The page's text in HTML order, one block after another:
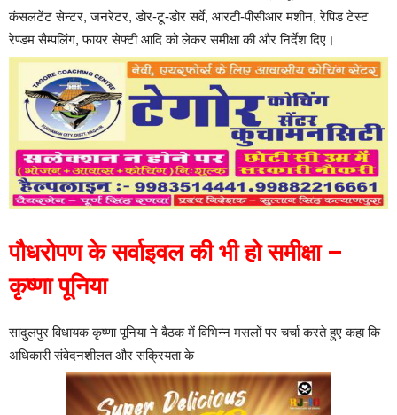
कंसलटेंट सेन्टर, जनरेटर, डोर-टू-डोर सर्वे, आरटी-पीसीआर मशीन, रेपिड टेस्ट
रेण्डम सैम्पलिंग, फायर सेफ्टी आदि को लेकर समीक्षा की और निर्देश दिए।
पौधरोपण के सर्वाइवल की भी हो समीक्षा –
कृष्णा पूनिया
सादुलपुर विधायक कृष्णा पूनिया ने बैठक में विभिन्न मसलों पर चर्चा करते हुए कहा कि
अधिकारी संवेदनशीलत और सक्रियता के